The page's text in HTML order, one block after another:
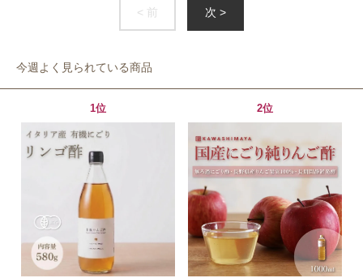
< 前 次 >
今週よく見られている商品
1位 2位